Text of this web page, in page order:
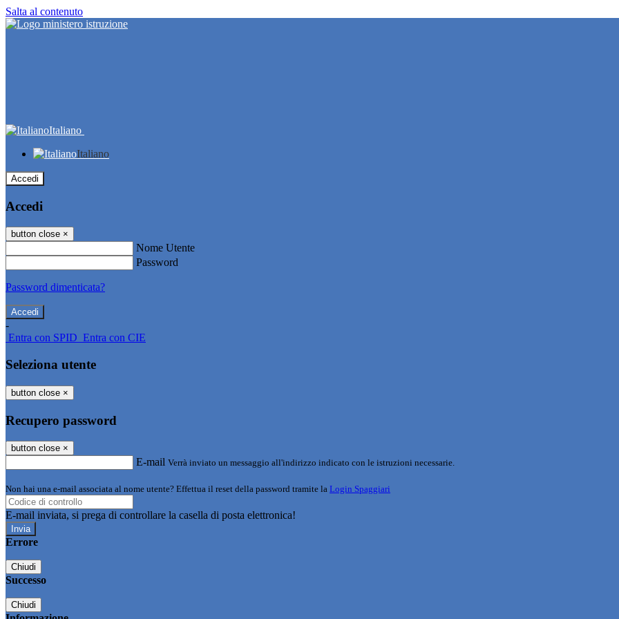
Salta al contenuto
Italiano
Italiano
Accedi
Accedi
button close ×
Nome Utente
Password
Password dimenticata?
-
Entra con SPID Entra con CIE
Seleziona utente
button close ×
Recupero password
button close ×
E-mail Verrà inviato un messaggio all'indirizzo indicato con le istruzioni necessarie.
Non hai una e-mail associata al nome utente? Effettua il reset della password tramite la Login Spaggiari
E-mail inviata, si prega di controllare la casella di posta elettronica!
Errore
Chiudi
Successo
Chiudi